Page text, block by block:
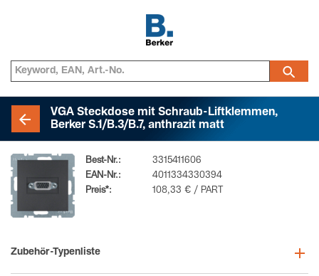
VGA Steckdose mit Schraub-Liftklemmen,
Berker S.1/B.3/B.7, anthrazit matt
Best-Nr.:
3315411606
EAN-Nr.:
4011334330394
Preis*:
108,33 € / PART
Zubehör-Typenliste